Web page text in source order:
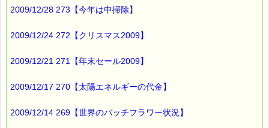
ルコ＠千葉るみこ （主婦、二児の母） でございます。
■ｅパスタイム通信 2009.07.09 VOL.224号
いつものように掃除を始めました。
2009/12/28 273【今年は中掃除】
2009/12/24 272【クリスマス2009】
2009/12/21 271【年末セール2009】
2009/12/17 270【太陽エネルギーの代金】
2009/12/14 269【世界のバッチフラワー状況】